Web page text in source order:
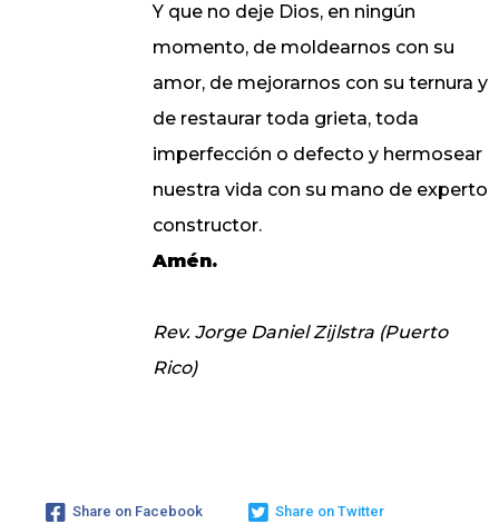
Y que no deje Dios, en ningún
momento, de moldearnos con su
amor, de mejorarnos con su ternura y
de restaurar toda grieta, toda
imperfección o defecto y hermosear
nuestra vida con su mano de experto
constructor.
Amén.
Rev. Jorge Daniel Zijlstra (Puerto
Rico)
Share on Facebook Share on Twitter